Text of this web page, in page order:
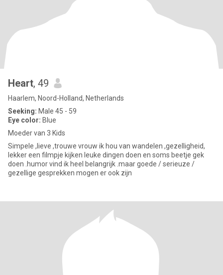
Heart, 49
Haarlem, Noord-Holland, Netherlands
Seeking: Male 45 - 59
Eye color: Blue
Moeder van 3 Kids
Simpele ,lieve ,trouwe vrouw ik hou van wandelen ,gezelligheid,
lekker een filmpje kijken leuke dingen doen en soms beetje gek
doen .humor vind ik heel belangrijk .maar goede / serieuze /
gezellige gesprekken mogen er ook zijn